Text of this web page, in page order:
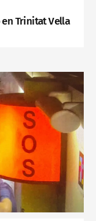
Trinitat Vella